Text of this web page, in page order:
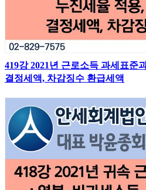
419강 2021년 근로소득 과세표준
결정세액, 차감징수 환급세액